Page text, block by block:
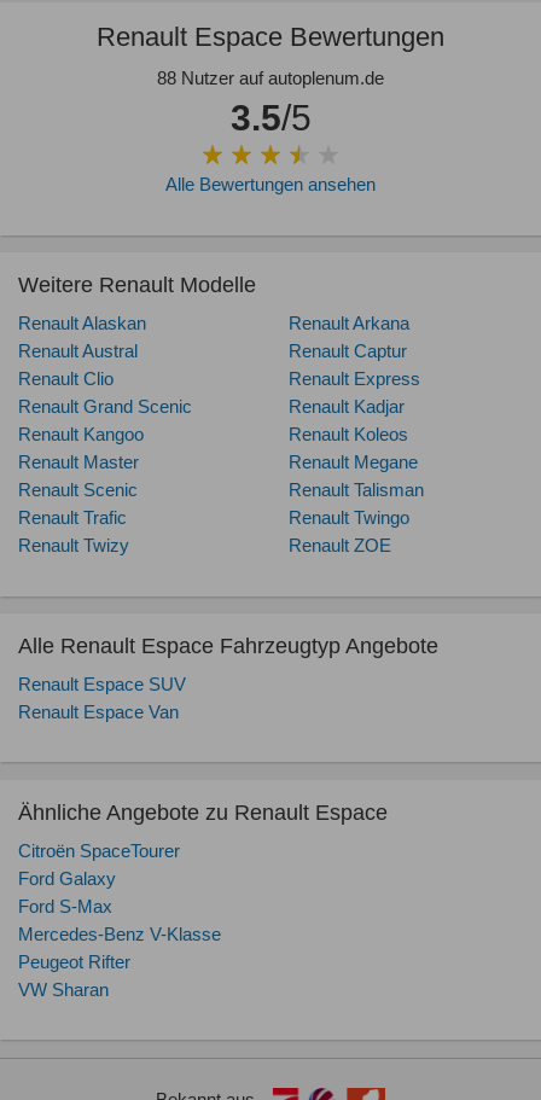
Renault Espace Bewertungen
88 Nutzer auf autoplenum.de
3.5/5
Alle Bewertungen ansehen
Weitere Renault Modelle
Renault Alaskan
Renault Arkana
Renault Austral
Renault Captur
Renault Clio
Renault Express
Renault Grand Scenic
Renault Kadjar
Renault Kangoo
Renault Koleos
Renault Master
Renault Megane
Renault Scenic
Renault Talisman
Renault Trafic
Renault Twingo
Renault Twizy
Renault ZOE
Alle Renault Espace Fahrzeugtyp Angebote
Renault Espace SUV
Renault Espace Van
Ähnliche Angebote zu Renault Espace
Citroën SpaceTourer
Ford Galaxy
Ford S-Max
Mercedes-Benz V-Klasse
Peugeot Rifter
VW Sharan